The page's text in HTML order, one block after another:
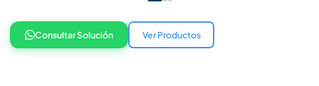
Consultar Solución Ver Productos